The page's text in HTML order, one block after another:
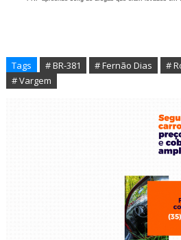
Tags # BR-381 # Fernão Dias
#
# Vargem